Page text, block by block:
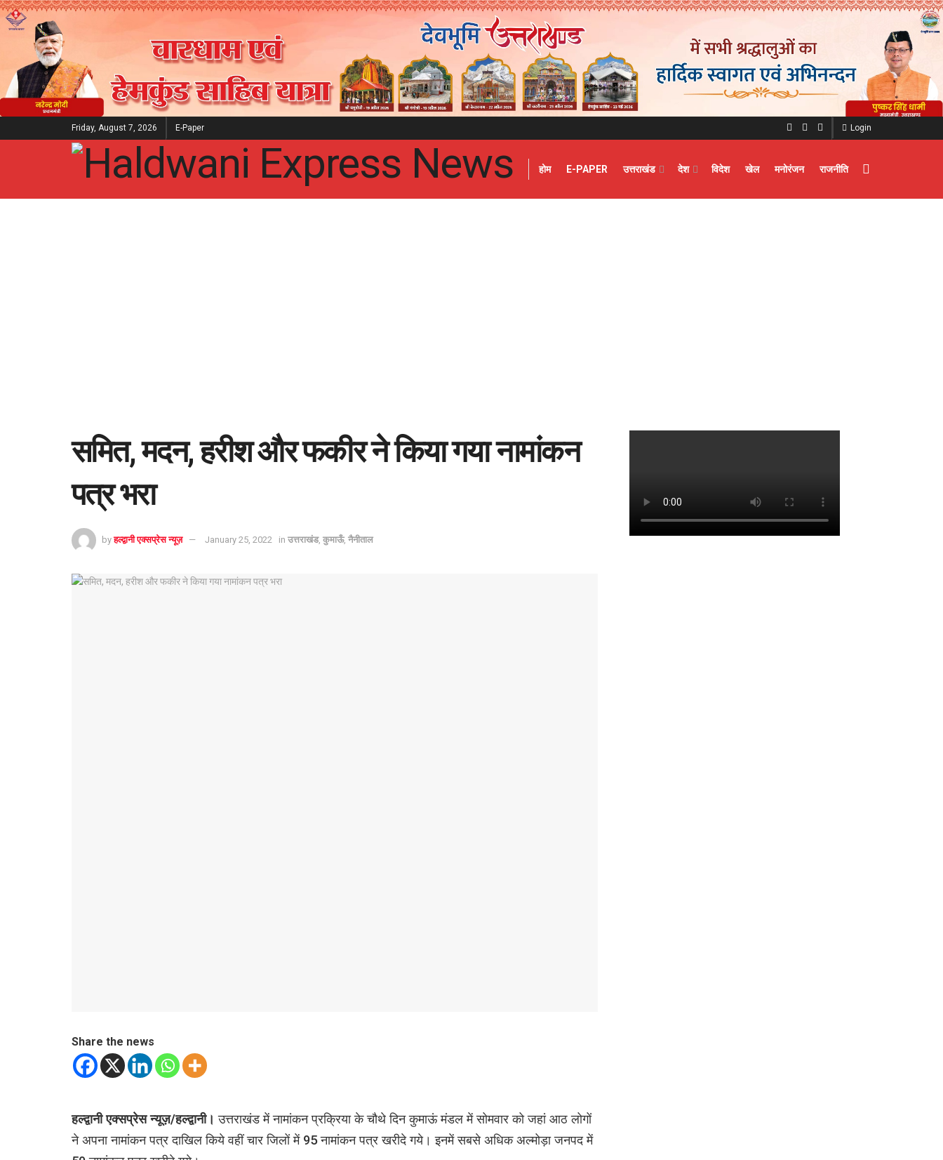
Friday, August 7, 2026 E-Paper Login
होम E-PAPER उत्तराखंड देश विदेश खेल मनोरंजन राजनीति
समित, मदन, हरीश और फकीर ने किया गया नामांकन
पत्र भरा
by हल्द्वानी एक्सप्रेस न्यूज़ January 25, 2022 in उत्तराखंड, कुमाऊँ, नैनीताल
Share the news
हल्द्वानी एक्सप्रेस न्यूज़/हल्द्वानी।उत्तराखंड में नामांकन प्रक्रिया के चौथे दिन कुमाऊं मंडल में सोमवार को जहां आठ लोगों
ने अपना नामांकन पत्र दाखिल किये वहीं चार जिलों में 95 नामांकन पत्र खरीदे गये। इनमें सबसे अधिक अल्मोड़ा जनपद में